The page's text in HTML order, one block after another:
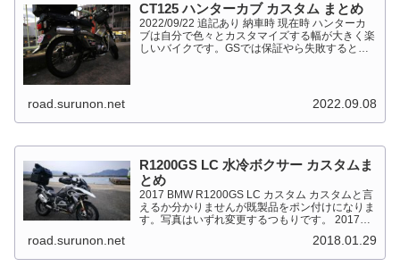
CT125 ハンターカブ カスタム まとめ
2022/09/22 追記あり 納車時 現在時 ハンターカ
ブは自分で色々とカスタマイズする幅が大きく楽
しいバイクです。GSでは保証やら失敗すると高
road.surunon.net 2022.09.08
R1200GS LC 水冷ボクサー カスタムま
とめ
2017 BMW R1200GS LC カスタム カスタムと言
えるか分かりませんが既製品をポン付けになりま
す。写真はいずれ変更するつもりです。 2017
road.surunon.net 2018.01.29